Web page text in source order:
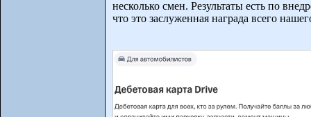
несколько смен. Результаты есть по
что это заслуженная награда всего